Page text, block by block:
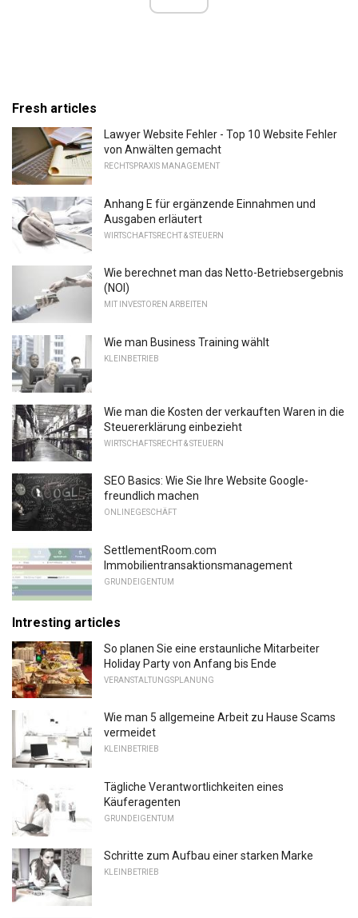
Fresh articles
Lawyer Website Fehler - Top 10 Website Fehler
von Anwälten gemacht
RECHTSPRAXIS MANAGEMENT
Anhang E für ergänzende Einnahmen und
Ausgaben erläutert
WIRTSCHAFTSRECHT & STEUERN
Wie berechnet man das Netto-Betriebsergebnis
(NOI)
MIT INVESTOREN ARBEITEN
Wie man Business Training wählt
KLEINBETRIEB
Wie man die Kosten der verkauften Waren in die
Steuererklärung einbezieht
WIRTSCHAFTSRECHT & STEUERN
SEO Basics: Wie Sie Ihre Website Google-
freundlich machen
ONLINEGESCHÄFT
SettlementRoom.com
Immobilientransaktionsmanagement
GRUNDEIGENTUM
Intresting articles
So planen Sie eine erstaunliche Mitarbeiter
Holiday Party von Anfang bis Ende
VERANSTALTUNGSPLANUNG
Wie man 5 allgemeine Arbeit zu Hause Scams
vermeidet
KLEINBETRIEB
Tägliche Verantwortlichkeiten eines
Käuferagenten
GRUNDEIGENTUM
Schritte zum Aufbau einer starken Marke
KLEINBETRIEB